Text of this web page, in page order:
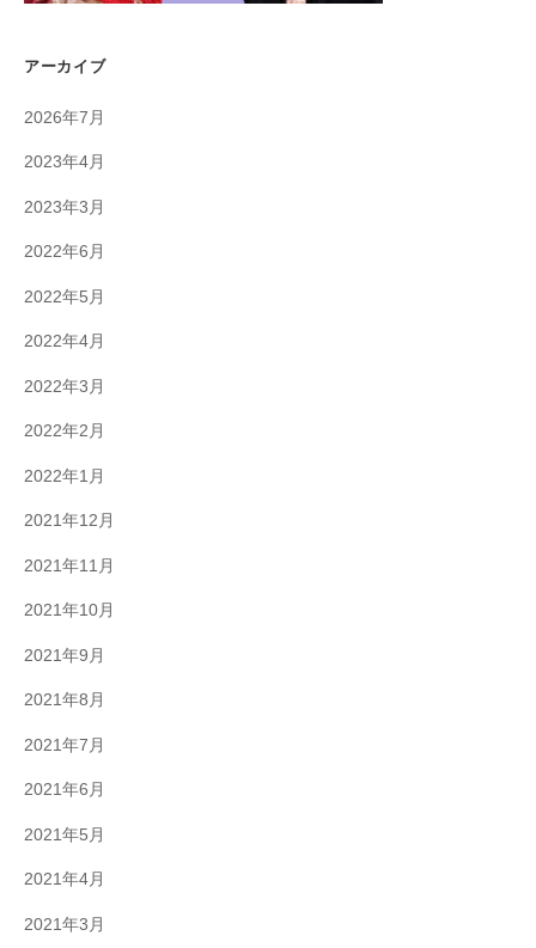
アーカイブ
2026年7月
2023年4月
2023年3月
2022年6月
2022年5月
2022年4月
2022年3月
2022年2月
2022年1月
2021年12月
2021年11月
2021年10月
2021年9月
2021年8月
2021年7月
2021年6月
2021年5月
2021年4月
2021年3月